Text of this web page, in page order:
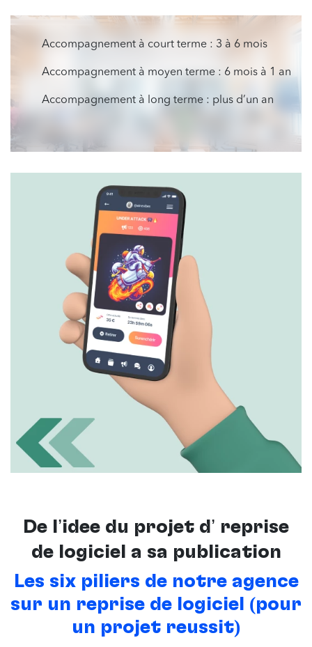
Accompagnement à court terme : 3 à 6 mois
Accompagnement à moyen terme : 6 mois à 1 an
Accompagnement à long terme : plus d’un an
De l’idée du projet d’ reprise
de logiciel à sa publication
Les six piliers de notre agence
sur un reprise de logiciel (pour
un projet réussit)